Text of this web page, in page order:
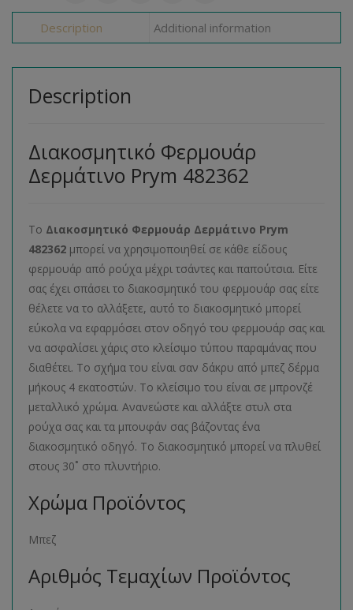
Description Additional information
Description
Διακοσμητικό Φερμουάρ
Δερμάτινο Prym 482362
Το Διακοσμητικό Φερμουάρ Δερμάτινο Prym
482362 μπορεί να χρησιμοποιηθεί σε κάθε είδους
φερμουάρ από ρούχα μέχρι τσάντες και παπούτσια. Είτε
σας έχει σπάσει το διακοσμητικό του φερμουάρ σας είτε
θέλετε να το αλλάξετε, αυτό το διακοσμητικό μπορεί
εύκολα να εφαρμόσει στον οδηγό του φερμουάρ σας και
να ασφαλίσει χάρις στο κλείσιμο τύπου παραμάνας που
διαθέτει. Το σχήμα του είναι σαν δάκρυ από μπεζ δέρμα
μήκους 4 εκατοστών. Το κλείσιμο του είναι σε μπρονζέ
μεταλλικό χρώμα. Ανανεώστε και αλλάξτε στυλ στα
ρούχα σας και τα μπουφάν σας βάζοντας ένα
διακοσμητικό οδηγό. Το διακοσμητικό μπορεί να πλυθεί
στους 30˚ στο πλυντήριο.
Χρώμα Προϊόντος
Μπεζ
Αριθμός Τεμαχίων Προϊόντος